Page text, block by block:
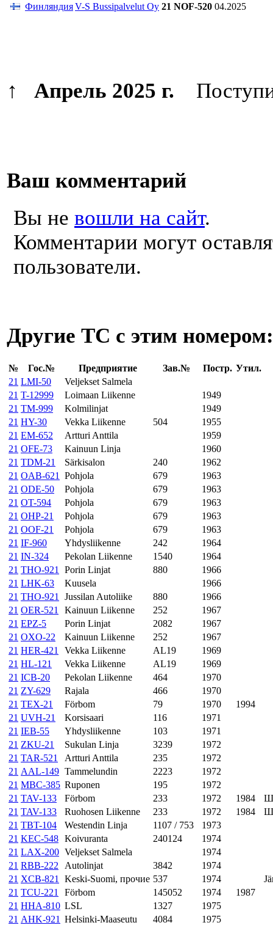
ФинляндияV-S Bussipalvelut Oy 21 NOF-520 04.2025
↑ Апрель 2025 г.
Ваш комментарий
Вы не вошли на сайт.
Комментарии могут
пользователи.
Другие ТС с этим номером:
№ Гос.№ Предприятие Зав.№ Постр. Утил.
21 LMI-50
Veljekset Salmela
21 T-12999 Loimaan Liikenne
1949
21 TM-999 Kolmilinjat
1949
21 HY-30 Vekka Liikenne 504
1955
21 EM-652 Artturi Anttila
1959
21 OFE-73 Kainuun Linja
1960
21 TDM-21 Särkisalon 240
1962
21 OAB-621 Pohjola 679
1963
21 ODE-50 Pohjola 679
1963
21 OT-594 Pohjola 679
1963
21 OHP-21 Pohjola 679
1963
21 OOF-21 Pohjola 679
1963
21 IF-960 Yhdysliikenne 242
1964
21 IN-324 Pekolan Liikenne 1540
1964
21 THO-921 Porin Linjat 880
1966
21 LHK-63 Kuusela
1966
21 THO-921 Jussilan Autoliike 880
1966
21 OER-521 Kainuun Liikenne 252
1967
21 EPZ-5 Porin Linjat 2082
1967
21 OXO-22 Kainuun Liikenne 252
1967
21 HER-421 Vekka Liikenne AL19
1969
21 HL-121 Vekka Liikenne AL19
1969
21 ICB-20 Pekolan Liikenne 464
1970
21 ZY-629 Rajala 466
1970
21 TEX-21 Förbom 79 1970
1994
21 UVH-21 Korsisaari 116
1971
21 IEB-55 Yhdysliikenne 103
1971
21 ZKU-21 Sukulan Linja 3239
1972
21 TAR-521 Artturi Anttila 235
1972
21 AAL-149 Tammelundin 2223
1972
21 MBC-385 Ruponen 195
1972
21 TAV-133 Förbom 233 1972 1984
21 TAV-133 Ruohosen Liikenne 233 1972 1984
21 TBT-104 Westendin Linja 1107 / 753
1973
21 KEC-548 Koivuranta 240124
1974
21 LAX-200 Veljekset Salmela
1974
21 RBB-222 Autolinjat 3842
1974
21 XCB-821 Keski-Suomi, прочие 537 1974
21 TCU-221 Förbom 145052 1974
1987
21 HHA-810 LSL 1327
1975
21 AHK-921 Helsinki-Maaseutu 4084
1975